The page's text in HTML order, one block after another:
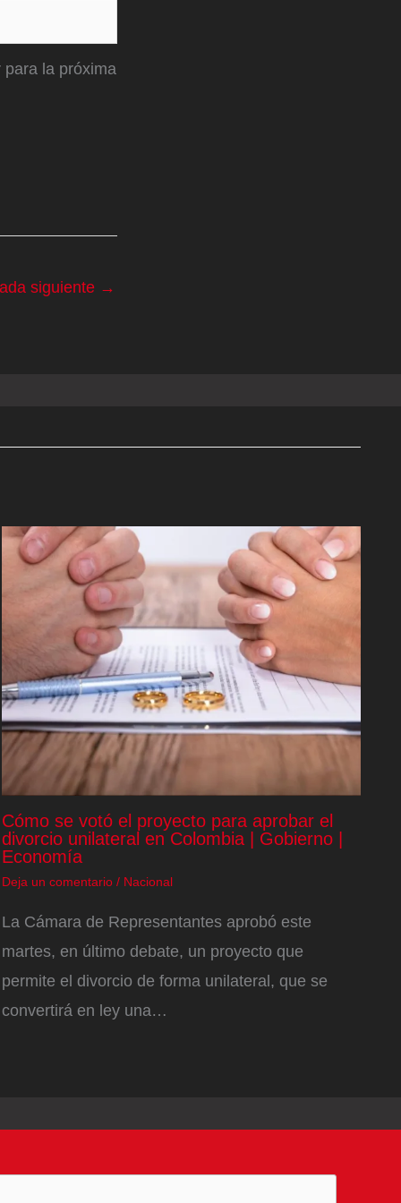
la próxima
siguiente →
Cómo se votó el proyecto para aprobar el
divorcio unilateral en Colombia | Gobierno |
Economía
Deja un comentario / Nacional
La Cámara de Representantes aprobó este
martes, en último debate, un proyecto que
permite el divorcio de forma unilateral, que se
convertirá en ley una…